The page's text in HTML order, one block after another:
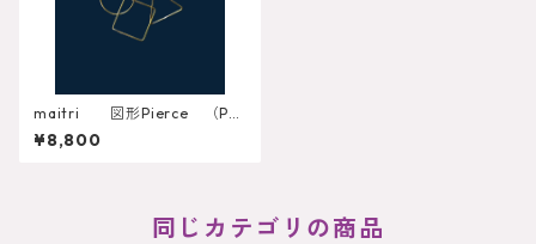
maitri 図形Pierce （PC
-035-H）
¥8,800
同じカテゴリの商品